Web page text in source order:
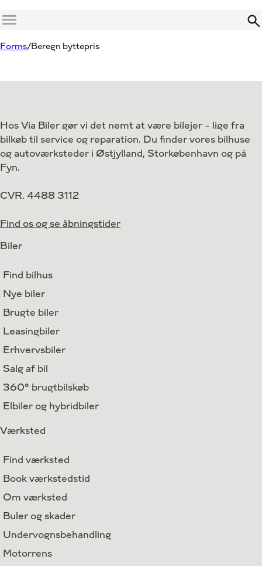
Menu
Forms Beregn byttepris
Hos Via Biler gør vi det nemt at være bilejer - lige fra
bilkøb til service og reparation. Du finder vores bilhuse
og autoværksteder i Østjylland, Storkøbenhavn og på
Fyn.
CVR. 4488 3112
Find os og se åbningstider
Biler
Find bilhus
Nye biler
Brugte biler
Leasingbiler
Erhvervsbiler
Salg af bil
360° brugtbilskøb
Elbiler og hybridbiler
Værksted
Find værksted
Book værkstedstid
Om værksted
Buler og skader
Undervognsbehandling
Motorrens